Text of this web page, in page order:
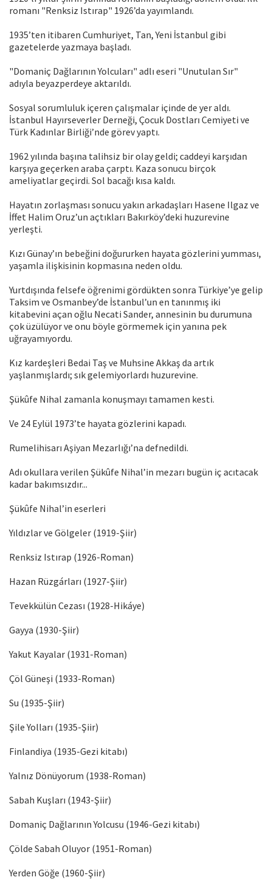
romanı "Renksiz Istırap" 1926’da yayımlandı.
1935’ten itibaren Cumhuriyet, Tan, Yeni İstanbul gibi
gazetelerde yazmaya başladı.
"Domaniç Dağlarının Yolcuları" adlı eseri "Unutulan Sır"
adıyla beyazperdeye aktarıldı.
Sosyal sorumluluk içeren çalışmalar içinde de yer aldı.
İstanbul Hayırseverler Derneği, Çocuk Dostları Cemiyeti ve
Türk Kadınlar Birliği’nde görev yaptı.
1962 yılında başına talihsiz bir olay geldi; caddeyi karşıdan
karşıya geçerken araba çarptı. Kaza sonucu birçok
ameliyatlar geçirdi. Sol bacağı kısa kaldı.
Hayatın zorlaşması sonucu yakın arkadaşları Hasene Ilgaz ve
İffet Halim Oruz’un açtıkları Bakırköy’deki huzurevine
yerleşti.
Kızı Günay’ın bebeğini doğururken hayata gözlerini yumması,
yaşamla ilişkisinin kopmasına neden oldu.
Yurtdışında felsefe öğrenimi gördükten sonra Türkiye’ye gelip
Taksim ve Osmanbey’de İstanbul’un en tanınmış iki
kitabevini açan oğlu Necati Sander, annesinin bu durumuna
çok üzülüyor ve onu böyle görmemek için yanına pek
uğrayamıyordu.
Kız kardeşleri Bedai Taş ve Muhsine Akkaş da artık
yaşlanmışlardı; sık gelemiyorlardı huzurevine.
Şükûfe Nihal zamanla konuşmayı tamamen kesti.
Ve 24 Eylül 1973’te hayata gözlerini kapadı.
Rumelihisarı Aşiyan Mezarlığı’na defnedildi.
Adı okullara verilen Şükûfe Nihal’in mezarı bugün iç acıtacak
kadar bakımsızdır...
Şükûfe Nihal’in eserleri
Yıldızlar ve Gölgeler (1919-Şiir)
Renksiz Istırap (1926-Roman)
Hazan Rüzgárları (1927-Şiir)
Tevekkülün Cezası (1928-Hikáye)
Gayya (1930-Şiir)
Yakut Kayalar (1931-Roman)
Çöl Güneşi (1933-Roman)
Su (1935-Şiir)
Şile Yolları (1935-Şiir)
Finlandiya (1935-Gezi kitabı)
Yalnız Dönüyorum (1938-Roman)
Sabah Kuşları (1943-Şiir)
Domaniç Dağlarının Yolcusu (1946-Gezi kitabı)
Çölde Sabah Oluyor (1951-Roman)
Yerden Göğe (1960-Şiir)